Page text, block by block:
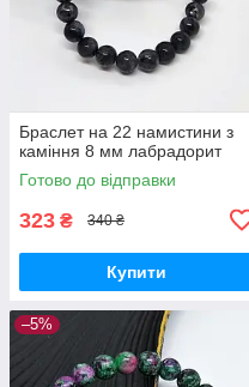
Браслет на 22 намистини з
каміння 8 мм лабрадорит
Готово до відправки
323 ₴ 340 ₴
Купити
–5%